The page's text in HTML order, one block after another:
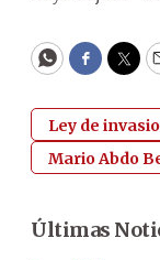
WhatsApp
Ley de
Mario Abdo
Últimas